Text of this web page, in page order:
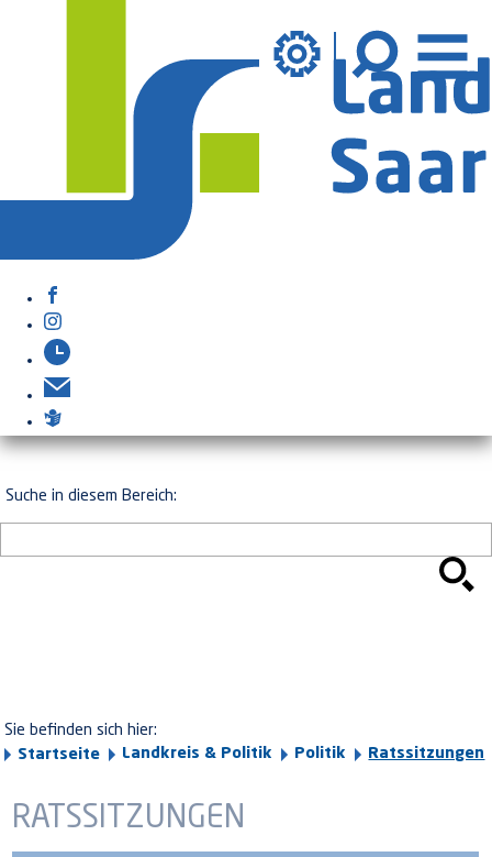
Suche in diesem Bereich:
Sie befinden sich hier:
Startseite
Landkreis & Politik Politik Ratssitzungen
RATSSITZUNGEN